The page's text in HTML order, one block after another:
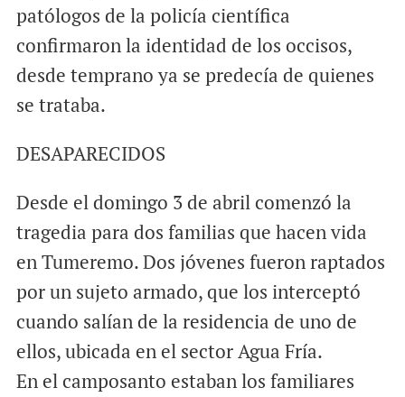
patólogos de la policía científica
confirmaron la identidad de los occisos,
desde temprano ya se predecía de quienes
se trataba.
DESAPARECIDOS
Desde el domingo 3 de abril comenzó la
tragedia para dos familias que hacen vida
en Tumeremo. Dos jóvenes fueron raptados
por un sujeto armado, que los interceptó
cuando salían de la residencia de uno de
ellos, ubicada en el sector Agua Fría.
En el camposanto estaban los familiares